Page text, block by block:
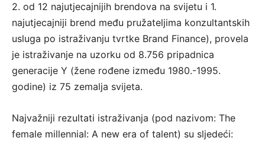
2. od 12 najutjecajnijih brendova na svijetu i 1.
najutjecajniji brend među pružateljima konzultantskih
usluga po istraživanju tvrtke Brand Finance), provela
je istraživanje na uzorku od 8.756 pripadnica
generacije Y (žene rođene između 1980.-1995.
godine) iz 75 zemalja svijeta.
Najvažniji rezultati istraživanja (pod nazivom: The
female millennial: A new era of talent) su sljedeći: